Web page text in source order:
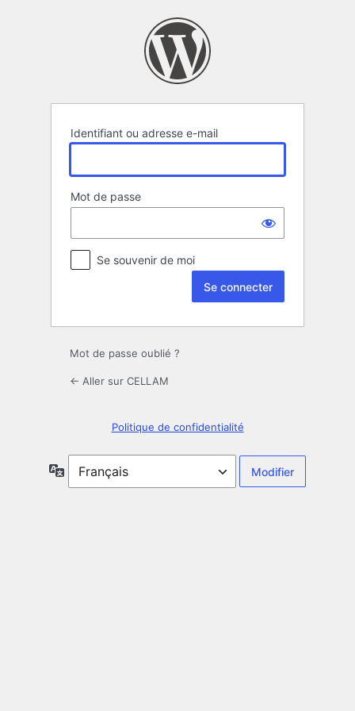
Identifiant ou adresse e-mail
Mot de passe
Se souvenir de moi
Mot de passe oublié ?
← Aller sur CELLAM
Politique de confidentialité
Langue